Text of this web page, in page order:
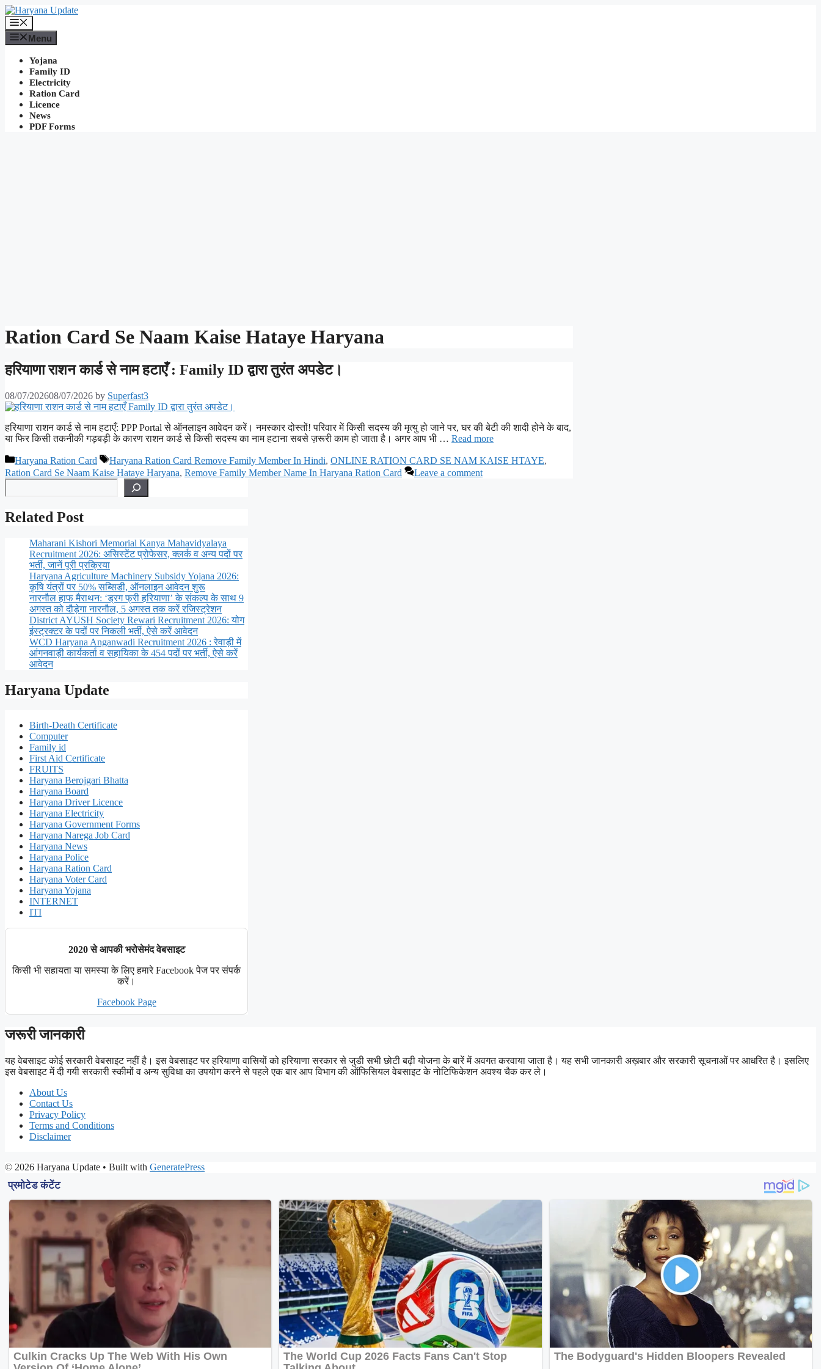
Skip
to
content
Menu
Yojana
Family ID
Electricity
Ration Card
Licence
News
PDF Forms
Ration Card Se Naam Kaise Hataye Haryana
हरियाणा राशन कार्ड से नाम हटाएँ : Family ID द्वारा तुरंत अपडेट।
08/07/202608/07/2026 by Superfast3
हरियाणा राशन कार्ड से नाम हटाएँ: PPP Portal से ऑनलाइन आवेदन करें। नमस्कार दोस्तों! परिवार में किसी सदस्य की मृत्यु हो जाने पर, घर की बेटी की शादी होने के बाद,
या फिर किसी तकनीकी गड़बड़ी के कारण राशन कार्ड से किसी सदस्य का नाम हटाना सबसे ज़रूरी काम हो जाता है। अगर आप भी … Read more
Categories
Haryana Ration Card Tags
Haryana Ration Card Remove Family Member In Hindi, ONLINE RATION CARD SE NAM KAISE HTAYE,
Ration Card Se Naam Kaise Hataye Haryana, Remove Family Member Name In Haryana Ration Card
Leave a comment
Search
Related Post
Maharani Kishori Memorial Kanya Mahavidyalaya
Recruitment 2026: असिस्टेंट प्रोफेसर, क्लर्क व अन्य पदों पर
भर्ती, जानें पूरी प्रक्रिया
Haryana Agriculture Machinery Subsidy Yojana 2026:
कृषि यंत्रों पर 50% सब्सिडी, ऑनलाइन आवेदन शुरू
नारनौल हाफ मैराथन: ‘ड्रग फ्री हरियाणा’ के संकल्प के साथ 9
अगस्त को दौड़ेगा नारनौल, 5 अगस्त तक करें रजिस्ट्रेशन
District AYUSH Society Rewari Recruitment 2026: योग
इंस्ट्रक्टर के पदों पर निकली भर्ती, ऐसे करें आवेदन
WCD Haryana Anganwadi Recruitment 2026 : रेवाड़ी में
आंगनवाड़ी कार्यकर्ता व सहायिका के 454 पदों पर भर्ती, ऐसे करें
आवेदन
Haryana Update
Birth-Death Certificate
Computer
Family id
First Aid Certificate
FRUITS
Haryana Berojgari Bhatta
Haryana Board
Haryana Driver Licence
Haryana Electricity
Haryana Government Forms
Haryana Narega Job Card
Haryana News
Haryana Police
Haryana Ration Card
Haryana Voter Card
Haryana Yojana
INTERNET
ITI
2020 से आपकी भरोसेमंद वेबसाइट
किसी भी सहायता या समस्या के लिए हमारे Facebook पेज पर संपर्क
करें।
Facebook Page
जरूरी जानकारी
यह वेबसाइट कोई सरकारी वेबसाइट नहीं है। इस वेबसाइट पर हरियाणा वासियों को हरियाणा सरकार से जुडी सभी छोटी बढ़ी योजना के बारें में अवगत करवाया जाता है। यह सभी जानकारी अख़बार और सरकारी सूचनाओं पर आधरित है। इसलिए
इस वेबसाइट में दी गयी सरकारी स्कीमों व अन्य सुविधा का उपयोग करने से पहले एक बार आप विभाग की ऑफिसियल वेबसाइट के नोटिफिकेशन अवश्य चैक कर ले।
About Us
Contact Us
Privacy Policy
Terms and Conditions
Disclaimer
© 2026 Haryana Update • Built with GeneratePress